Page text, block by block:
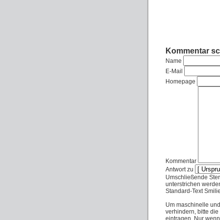
Kommentar
Name
E-Mail
Homepage
Kommentar
Antwort zu
Umschließende
unterstrichen
Standard-Text
Um maschinelle
verhindern, bitte
eintragen. Nur